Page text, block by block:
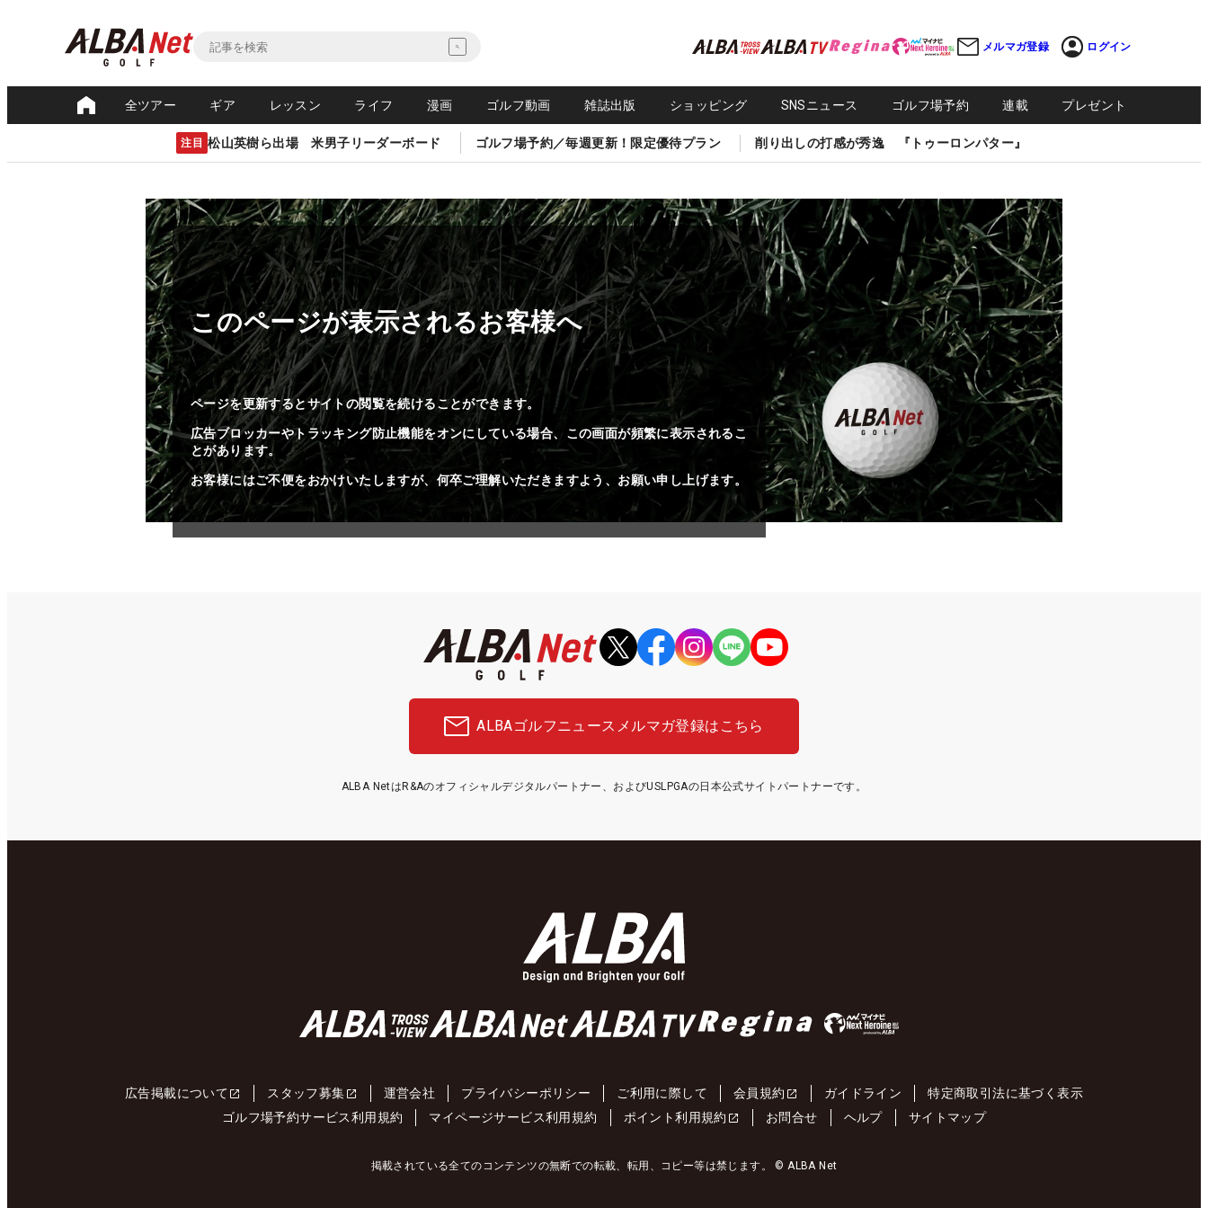
メルマガ登録 ログイン
全ツアー ギア レッスン ライフ 漫画 ゴルフ動画 雑誌出版 ショッピング SNSニュース ゴルフ場予約 連載 プレゼント
注目 松山英樹ら出場 米男子リーダーボード ゴルフ場予約／毎週更新！限定優待プラン 削り出しの打感が秀逸 『トゥーロンパター』
このページが表示されるお客様へ
ページを更新するとサイトの閲覧を続けることができます。
広告ブロッカーやトラッキング防止機能をオンにしている場合、この画面が頻繁に表示されるこ
とがあります。
お客様にはご不便をおかけいたしますが、何卒ご理解いただきますよう、お願い申し上げます。
ALBAゴルフニュース メルマガ登録はこちら
ALBA NetはR&Aのオフィシャルデジタルパートナー、およびUSLPGAの日本公式サイトパートナーです。
広告掲載について スタッフ募集 運営会社 プライバシーポリシー ご利用に際して 会員規約 ガイドライン
特定商取引法に基づく表示
ゴルフ場予約サービス利用規約
マイページサービス利用規約 ポイント利用規約 お問合せ ヘルプ サイトマップ
掲載されている全てのコンテンツの無断での転載、転用、コピー等は禁じます。 © ALBA Net